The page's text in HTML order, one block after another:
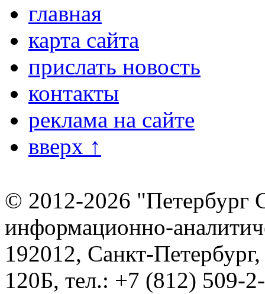
главная
карта сайта
прислать новость
контакты
реклама на сайте
вверх ↑
© 2012-2026 "Петербург
информационно-
192012, Санкт-
120Б, тел.: +7 (812) 509-